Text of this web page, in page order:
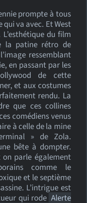
prompte à tous
va avec. Et West
du film
la patine rétro de
ressemblant
en passant par les
de cette
et aux costumes
rendu. La
que ces collines
comédiens venus
à celle de la mine
» de Zola.
bête à dompter.
parle également
comme le
et le septième
L’intrigue est
qui rode Alerte